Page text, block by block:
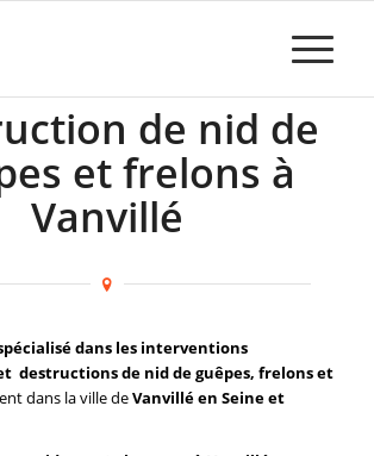
de nid de
et frelons à
Vanvillé
dans les interventions
destructions de nid de guêpes, frelons et
dans la ville deVanvillé en Seine et